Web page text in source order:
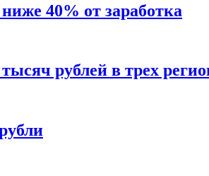
40% от заработка
рублей в трех